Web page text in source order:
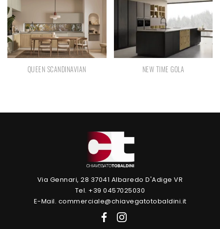
QUEEN SCANDINAVIAN NEW TIME GOLA
Via Gennari, 28 37041 Albaredo D'Adige VR
Tel. +39 0457025030
E-Mail. commerciale@chiavegatotobaldini.it